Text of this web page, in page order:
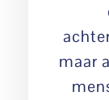
maar